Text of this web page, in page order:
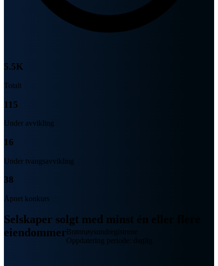
5.5K
Totalt
115
Under avvikling
16
Under tvangsavvikling
38
Åpnet konkurs
Selskaper solgt med minst én eller flere
eiendommerBrønnøysundregistrene
Oppdatering periode: daglig